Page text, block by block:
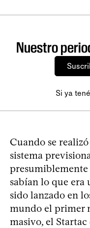
Nuestro
Si ya
Cuando se
sistema
presumiblemente
sabían lo que era
sido lanzado en
mundo el primer
masivo, el